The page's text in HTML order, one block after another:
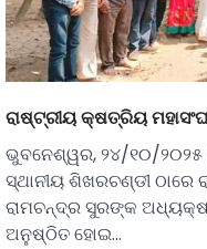
ରାଷ୍ଟ୍ରୀୟ କ୍ଷତ୍ରିୟ
ଭୁବନେଶ୍ୱର, ୨୪/୧୦/୨୦୨୫
ସ୍ଥାନୀୟ ଶିଖରଚଣ୍ଡୀ ଠାରେ
ରାମଚନ୍ଦ୍ର ସୁରଙ୍କ
ଅନୁଷ୍ଠିତ ହୋଇ…